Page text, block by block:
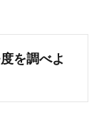
を調べよ